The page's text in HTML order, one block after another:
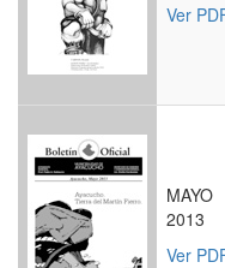
Ver
MAYO
2013
Ver